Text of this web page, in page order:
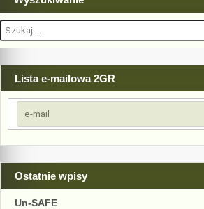
Szukaj:
Lista e-mailowa 2GR
Ostatnie wpisy
Un-SAFE